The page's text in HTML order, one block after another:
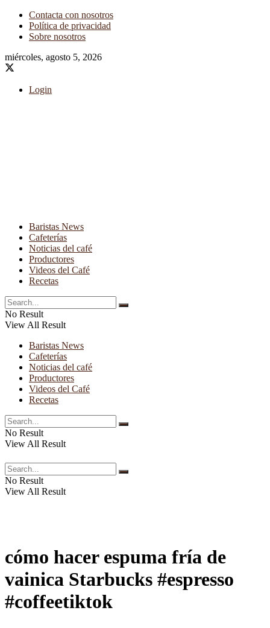
Contacta con nosotros
Política de privacidad
Sobre nosotros
miércoles, agosto 5, 2026
Login
Baristas News
Cafeterías
Noticias del café
Productores
Videos del Café
Recetas
No Result
View All Result
Baristas News
Cafeterías
Noticias del café
Productores
Videos del Café
Recetas
No Result
View All Result
No Result
View All Result
cómo hacer espuma fría de
vainica Starbucks #espresso
#coffeetiktok